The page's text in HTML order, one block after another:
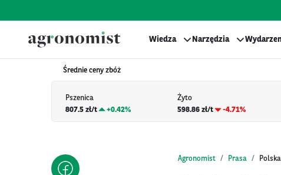
Wiedza Narzędzia
Średnie ceny zbóż
Pszenica
807.5 zł/t
+0.42%
Żyto
598.86 zł/t
-4.71%
Agronomist Prasa